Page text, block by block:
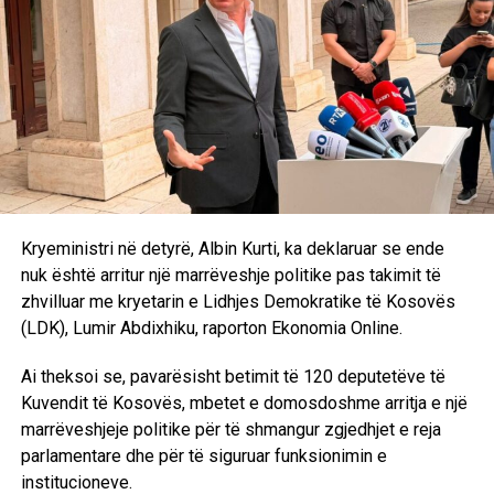
aktakuzën
Procesi gjyqësor kundër njëzet shqitparëve, gjashtë të
parët prej të cilëve akuzohen edhe për “terrorizëm”,
vazhdoi edhe dje në gjykatën e instaluar serbe të qarkut në
Prishtinë. Dje, para trupit gjykues të të treve, kryeson
Dragolub Zdravkoviq, u morën në pyetje edhe nëntë të
akuzuar të tjerë, kështu që përfundoi marrja në pyetje e
“grupit” të parë që përfshihen sipas aktakuzës së parë të
prokurorit Jovica Jovanoviq. Sot do të merren në pyetje
edhe dy të akuzuarit e tjerë, Arsim e Beton Ratkoceri, të
cilët përfshihen në aktakuzë të veçantë, aktakuzë kjo, siç
dihet, që u bashkua, u “shkri” me të parën.
Gjatë seancës së djeshme, të dytës me radhë u morën në
pyetje Hajzer Bejtullahu, Enver Dugolli, Emin Sallahu,
Shukrie Rexha, Naser Tahiri, Dulah Sallahu, Ragip Berisha,
Burhan Hasani dhe Majlinda Sinani.
Kryeministri në detyrë, Albin Kurti, ka deklaruar se ende
nuk është arritur një marrëveshje politike pas takimit të
zhvilluar me kryetarin e Lidhjes Demokratike të Kosovës
(LDK), Lumir Abdixhiku, raporton Ekonomia Online.
Ai theksoi se, pavarësisht betimit të 120 deputetëve të
Kuvendit të Kosovës, mbetet e domosdoshme arritja e një
marrëveshjeje politike për të shmangur zgjedhjet e reja
parlamentare dhe për të siguruar funksionimin e
institucioneve.